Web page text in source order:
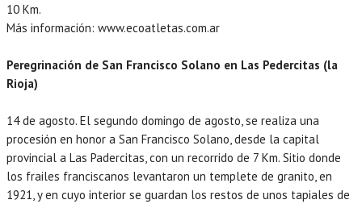
10 Km.
Más información: www.ecoatletas.com.ar
Peregrinación de San Francisco Solano en Las Pedercitas (la
Rioja)
14 de agosto. El segundo domingo de agosto, se realiza una
procesión en honor a San Francisco Solano, desde la capital
provincial a Las Padercitas, con un recorrido de 7 Km. Sitio donde
los frailes franciscanos levantaron un templete de granito, en
1921, y en cuyo interior se guardan los restos de unos tapiales de